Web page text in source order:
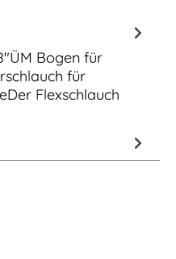
Bogen für
für
Flexschlauch